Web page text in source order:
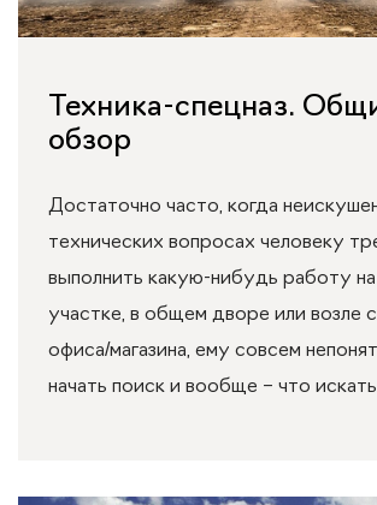
Техника-спецназ.
обзор
Достаточно часто, когда
технических вопросах человеку
выполнить какую-нибудь работу
участке, в общем дворе или возле
офиса/магазина, ему совсем
начать поиск и вообще – что